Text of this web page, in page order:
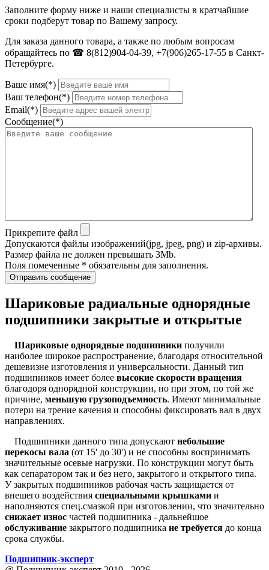
Заполните форму ниже и наши специалисты в кратчайшие
сроки подберут товар по Вашему запросу.
Для заказа данного товара, а также по любым вопросам
обращайтесь по ☎ 8(812)904-04-39, +7(906)265-17-55 в Санкт-
Петербурге.
Ваше имя(*)
Ваш телефон(*)
Email(*)
Сообщение(*)
Прикрепите файл
Допускаются файлы изображений(jpg, jpeg, png) и zip-архивы.
Размер файла не должен превышать 3Mb.
Поля помеченные * обязательны для заполнения.
Отправить сообщение
Шариковые радиальные однорядные
подшипники закрытые и открытые
Шариковые однорядные подшипники получили
наиболее широкое распространение, благодаря относительной
дешевизне изготовления и универсальности. Данный тип
подшипников имеет более высокие скорости вращения
благодоря однорядной конструкции, но при этом, по той же
причине, меньшую грузоподъемность. Имеют минимальные
потери на трение качения и способны фиксировать вал в двух
направлениях.
Подшипники данного типа допускают небольшие
перекосы вала (от 15' до 30') и не способны воспринимать
значительные осевые нагрузки. По конструкции могут быть
как сепаратором так и без него, закрытого и открытого типа.
У закрытых подшипников рабочая часть защищается от
внешего воздействия специальными крышками и
наполняются спец.смазкой при изготовлении, что значительно
снижает износ частей подшипника - дальнейшое
обслуживание закрытого подшипника не требуется до конца
срока службы.
Подшипник-эксперт